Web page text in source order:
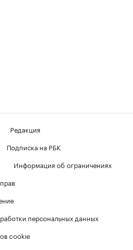
Редакция
Подписка на РБК
Информация об ограничениях
персональных данных
cookie